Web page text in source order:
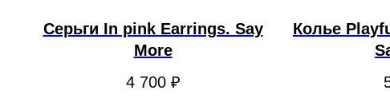
Серьги In pink Earrings. Say
More
4 700 ₽
Колье